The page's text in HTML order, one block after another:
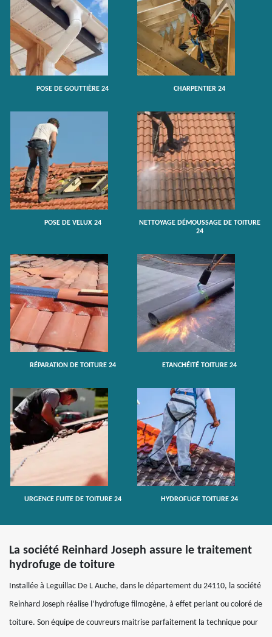
POSE DE GOUTTIÈRE 24 CHARPENTIER 24
POSE DE VELUX 24
NETTOYAGE DÉMOUSSAGE DE TOITURE
24
RÉPARATION DE TOITURE 24 ETANCHÉITÉ TOITURE 24
URGENCE FUITE DE TOITURE 24 HYDROFUGE TOITURE 24
La société Reinhard Joseph assure le traitement
hydrofuge de toiture
Installée à Leguillac De L Auche, dans le département du 24110, la société
Reinhard Joseph réalise l’hydrofuge filmogène, à effet perlant ou coloré de
toiture. Son équipe de couvreurs maitrise parfaitement la technique pour